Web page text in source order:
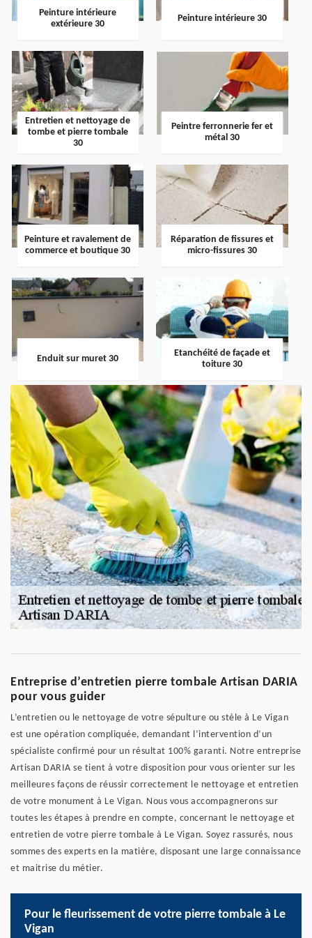
Peinture intérieure
extérieure 30
Peinture intérieure 30
Entretien et nettoyage de
tombe et pierre tombale
30
Peintre ferronnerie fer et
métal 30
Peinture et ravalement de
commerce et boutique 30
Réparation de fissures et
micro-fissures 30
Enduit sur muret 30
Etanchéité de façade et
toiture 30
Entreprise d’entretien pierre tombale Artisan DARIA
pour vous guider
L’entretien ou le nettoyage de votre sépulture ou stèle à Le Vigan
est une opération compliquée, demandant l’intervention d’un
spécialiste confirmé pour un résultat 100% garanti. Notre entreprise
Artisan DARIA se tient à votre disposition pour vous orienter sur les
meilleures façons de réussir correctement le nettoyage et entretien
de votre monument à Le Vigan. Nous vous accompagnerons sur
toutes les étapes à prendre en compte, concernant le nettoyage et
entretien de votre pierre tombale à Le Vigan. Soyez rassurés, nous
sommes des experts en la matière, disposant une large connaissance
et maitrise du métier.
Pour le fleurissement de votre pierre tombale à Le
Vigan